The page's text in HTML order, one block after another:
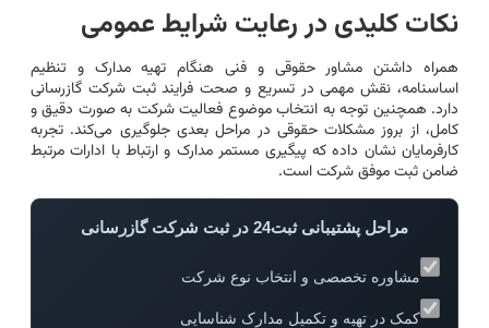
نکات کلیدی در رعایت شرایط عمومی
همراه داشتن مشاور حقوقی و فنی هنگام تهیه مدارک و تنظیم
اساسنامه، نقش مهمی در تسریع و صحت فرایند ثبت شرکت گازرسانی
دارد. همچنین توجه به انتخاب موضوع فعالیت شرکت به صورت دقیق و
کامل، از بروز مشکلات حقوقی در مراحل بعدی جلوگیری می‌کند. تجربه
کارفرمایان نشان داده که پیگیری مستمر مدارک و ارتباط با ادارات مرتبط
ضامن ثبت موفق شرکت است.
مراحل پشتیبانی ثبت24 در ثبت شرکت گازرسانی
مشاوره تخصصی و انتخاب نوع شرکت
کمک در تهیه و تکمیل مدارک شناسایی